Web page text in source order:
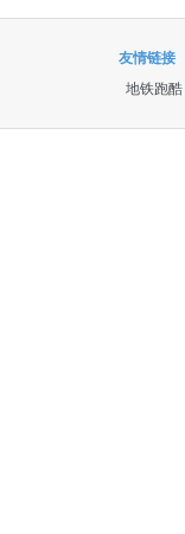
友情链接
地铁跑酷